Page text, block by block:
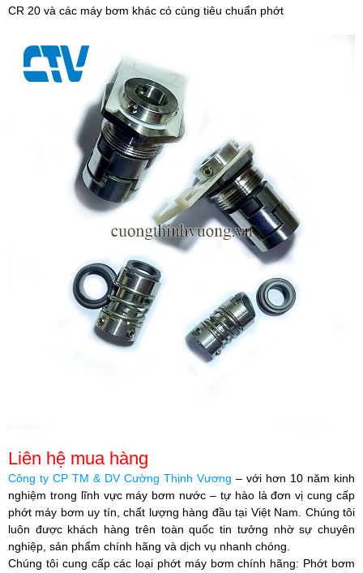
CR 20 và các máy bơm khác có cùng tiêu chuẩn phớt
Liên hệ mua hàng
Công ty CP TM & DV Cường Thịnh Vương – với hơn 10 năm kinh
nghiệm trong lĩnh vực máy bơm nước – tự hào làđơn vị cung cấp
phớt máy bơm uy tín, chất lượng hàng đầu tại Việt Nam . Chúng tôi
luôn được khách hàng trên toàn quốc tin tưởng nhờ sự chuyên
nghiệp, sản phẩm chính hãng và dịch vụ nhanh chóng.
Chúng tôi cung cấp các loại phớt máy bơm chính hãng: Phớt bơm